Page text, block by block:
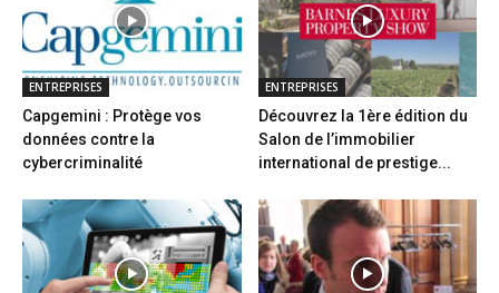
ENTREPRISES
Capgemini : Protège vos
données contre la
cybercriminalité
ENTREPRISES
Découvrez la 1ère édition du
Salon de l’immobilier
international de prestige...